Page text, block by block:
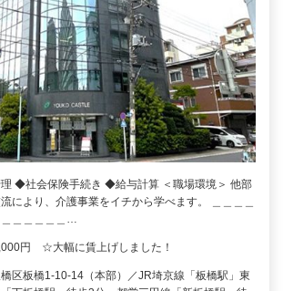
◆社会保険手続き ◆給与計算 ＜職場環境＞ 他部
により、介護事業をイチから学べます。 ＿＿＿＿
円 ☆大幅に賃上げしました！
区板橋1-10-14（本部）／JR埼京線「板橋駅」東